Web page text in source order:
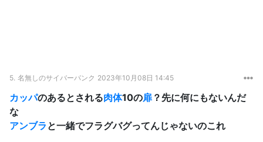
5. 名無しのサイバーパンク 2023年10月08日 14:45
カッパのあるとされる肉体10の扉 ？先に何にもないんだ
な
アンブラ と一緒でフラグバグってんじゃないのこれ